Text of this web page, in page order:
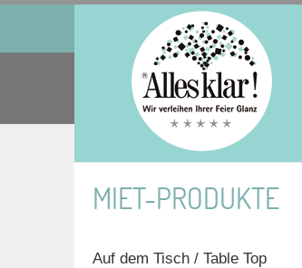
MIET-PRODUKTE
Auf dem Tisch / Table Top